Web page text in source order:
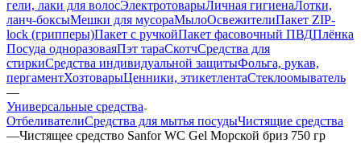
гели, лаки для волосЭлектротоварыЛичная гигиенаЛотки,
ланч-боксыМешки для мусораМылоОсвежителиПакет ZIP-
lock (грипперы)Пакет с ручкойПакет фасовочный ПВДПлёнка
Посуда одноразоваяПэт тараСкотчСредства для
стиркиСредства индивидуальной защитыФольга, рукав,
пергаментХозтоварыЦенники, этикетлентаСтеклоомыватель
—
Универсальные средства
ОтбеливателиСредства для мытья посудыЧистящие средства
—Чистящее средство Sanfor WC Gel Морской бриз 750 гр